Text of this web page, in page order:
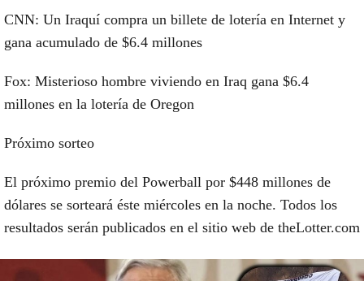
CNN: Un Iraquí compra un billete de lotería en Internet y
gana acumulado de $6.4 millones
Fox: Misterioso hombre viviendo en Iraq gana $6.4
millones en la lotería de Oregon
Próximo sorteo
El próximo premio del Powerball por $448 millones de
dólares se sorteará éste miércoles en la noche. Todos los
resultados serán publicados en el sitio web de theLotter.com